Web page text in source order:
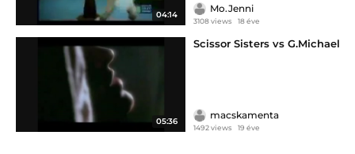
04:14
Mo.Jenni
3108 views 18 éve
05:36
Scissor Sisters vs G.Michael
macskamenta
1492 views 19 éve